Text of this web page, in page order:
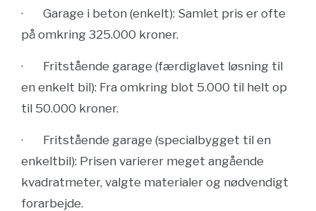
· Garage i beton (enkelt): Samlet pris er ofte
på omkring 325.000 kroner.
· Fritstående garage (færdiglavet løsning til
en enkelt bil): Fra omkring blot 5.000 til helt op
til 50.000 kroner.
· Fritstående garage (specialbygget til en
enkeltbil): Prisen varierer meget angående
kvadratmeter, valgte materialer og nødvendigt
forarbejde.